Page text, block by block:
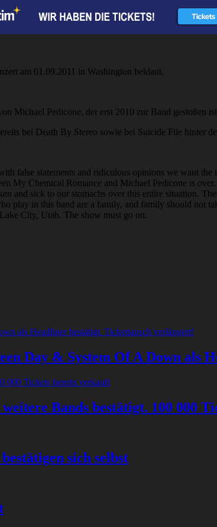
am 01.09.2011 in Washington beklaut.
Michael Pedicone, der erst 2010 zur Band gestoßen
bei Death By Stereo sowie bei Suicide File hinter
false statements and ridiculous opinions we want
My Chemical Romance and Michael Pedicone is
and sick to our stomachs over this entire situation.
play in this band are a family, and family should not
City, Utah. The show must go on.
Day & System Of A Down als
Bands bestätigt. 100 000
sich selbst